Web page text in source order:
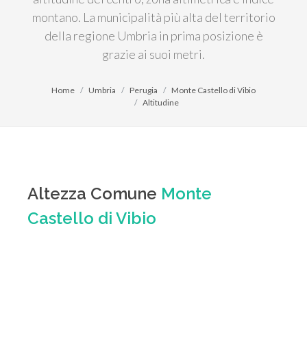
montano. La municipalità più alta del territorio
della regione Umbria in prima posizione è
grazie ai suoi metri.
Home Umbria Perugia
Monte Castello di Vibio
Altitudine
Altezza Comune Monte
Castello di Vibio